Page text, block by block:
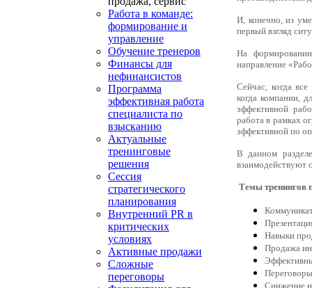
Работа в команде:
формирование и
управление
Обучение тренеров
Финансы для
нефинансистов
Программа
эффективная работа
специалиста по
взысканию
Актуальные
тренинговые
решения
Сессия
стратегического
планирования
Внутренний PR в
критических
условиях
Активные продажи
Сложные
переговоры
И, конечно, из
первый взгляд
На
направление
Сейчас, когда
когда компании,
эффективной
работа в рамках
эффективной по
В данном
взаимодействуют
Темы тренингов
Навыки
Продажа
Снижение